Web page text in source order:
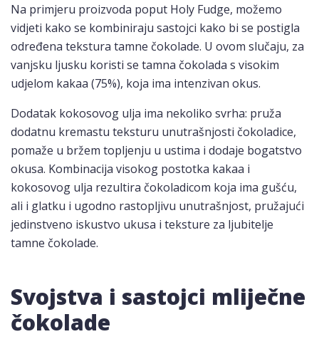
Na primjeru proizvoda poput Holy Fudge, možemo
vidjeti kako se kombiniraju sastojci kako bi se postigla
određena tekstura tamne čokolade. U ovom slučaju, za
vanjsku ljusku koristi se tamna čokolada s visokim
udjelom kakaa (75%), koja ima intenzivan okus.
Dodatak kokosovog ulja ima nekoliko svrha: pruža
dodatnu kremastu teksturu unutrašnjosti čokoladice,
pomaže u bržem topljenju u ustima i dodaje bogatstvo
okusa. Kombinacija visokog postotka kakaa i
kokosovog ulja rezultira čokoladicom koja ima gušću,
ali i glatku i ugodno rastopljivu unutrašnjost, pružajući
jedinstveno iskustvo ukusa i teksture za ljubitelje
tamne čokolade.
Svojstva i sastojci mliječne
čokolade